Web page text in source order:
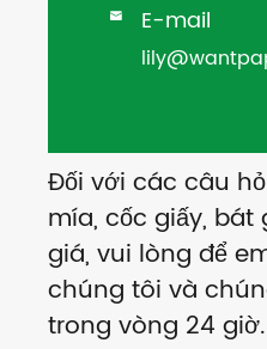
 E-mail
Đối với các câu
mía, cốc giấy, bát
giá, vui lòng để
chúng tôi và
trong vòng 24 giờ.